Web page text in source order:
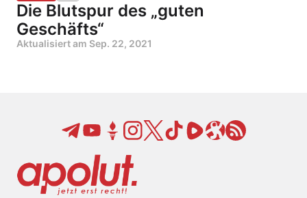
Die Blutspur des „guten
Geschäfts“
Aktualisiert am Sep. 22, 2021